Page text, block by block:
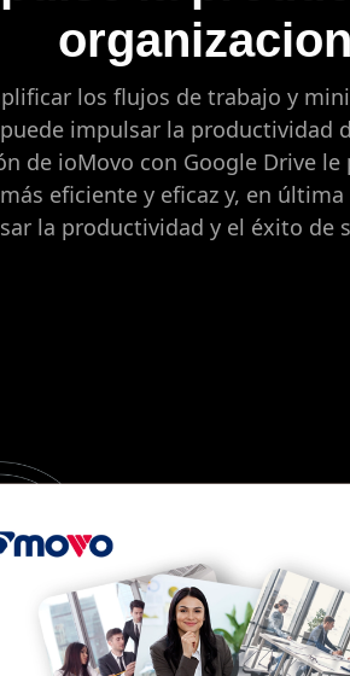
los flujos de trabajo y
impulsar la productividad
de ioMovo con Google Drive
eficiente y eficaz y, en
la productividad y el éxito de